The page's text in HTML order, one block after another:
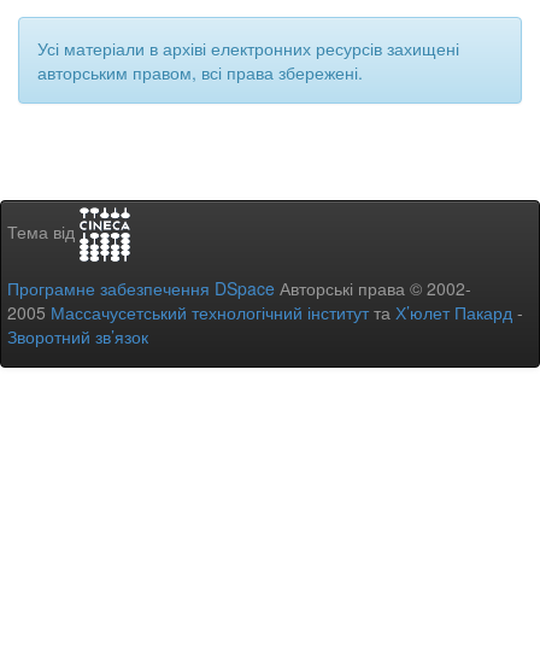
Усі матеріали в архіві електронних ресурсів захищені
авторським правом, всі права збережені.
Тема від
Програмне забезпечення DSpace Авторські права © 2002-
2005 Массачусетський технологічний інститутта Х’юлет Пакард -
Зворотний зв’язок